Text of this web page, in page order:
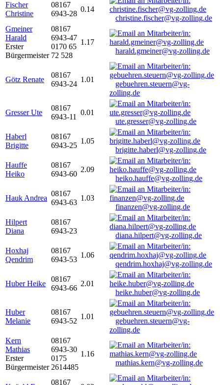
Fischer
Christine
08167
6943-28
0.14
christine.fischer@vg-zolling.de
Gmeiner
Harald
Erster
Bürgermeister
08167
6943-47
0170 65
72 528
1.17
harald.gmeiner@vg-zolling.de
Götz Renate
08167
6943-24
1.01
gebuehren.steuern@vg-
zolling.de
Gresser Ute
08167
6943-11
0.01
ute.gresser@vg-zolling.de
Haberl
Brigitte
08167
6943-25
1.05
brigitte.haberl@vg-zolling.de
Hauffe
Heiko
08167
6943-60
2.09
heiko.hauffe@vg-zolling.de
Hauk Andrea
08167
6943-63
1.03
finanzen@vg-zolling.de
Hilpert
Diana
08167
6943-23
diana.hilpert@vg-zolling.de
Hoxhaj
Qendrim
08167
6943-53
1.06
qendrim.hoxhaj@vg-zolling.de
Huber Heike
08167
6943-66
2.01
heike.huber@vg-zolling.de
Huber
Melanie
08167
6943-52
1.01
gebuehren.steuern@vg-
zolling.de
Kern
Mathias
Erster
Bürgermeister
08167
6943-30
0175
2614485
1.16
mathias.kern@vg-zolling.de
08167